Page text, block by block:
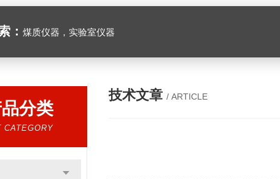
： 煤质仪器，实验室仪器
分类
CATEGORY
技术文章 / ARTICLE